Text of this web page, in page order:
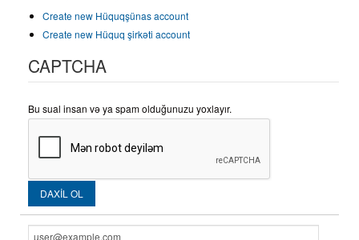
Create new Hüquqşünas account
Create new Hüquq şirkəti account
CAPTCHA
Bu sual insan və ya spam olduğunuzu yoxlayır.